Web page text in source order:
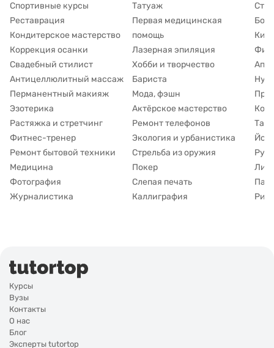
Спортивные курсы
Реставрация
Кондитерское мастерство
Коррекция осанки
Свадебный стилист
Антицеллюлитный массаж
Перманентный макияж
Эзотерика
Растяжка и стретчинг
Фитнес-тренер
Ремонт бытовой техники
Медицина
Фотография
Журналистика
Татуаж
Первая медицинская
помощь
Лазерная эпиляция
Хобби и творчество
Бариста
Мода, фэшн
Актёрское мастерство
Ремонт телефонов
Экология и урбанистика
Стрельба из оружия
Покер
Слепая печать
Каллиграфия
Тату
Йога
Курсы
Вузы
Контакты
О нас
Блог
Эксперты tutortop